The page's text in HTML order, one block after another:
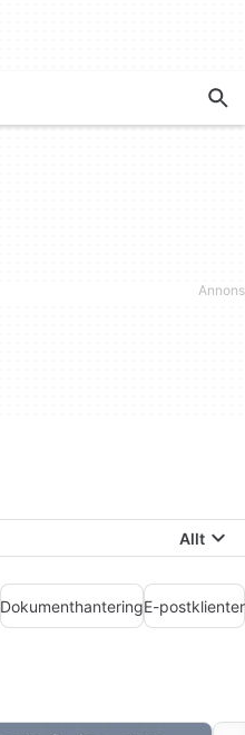
Allt
DokumenthanteringE-postklienter